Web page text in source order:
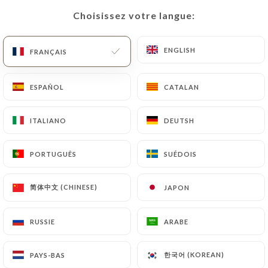
Choisissez votre langue:
FRANÇAIS ENGLISH
ESPAÑOL CATALAN
ITALIANO DEUTSH
PORTUGUÊS SUÉDOIS
简体中文 (CHINESE) JAPON
RUSSIE ARABE
PAYS-BAS 한국어 (KOREAN)
Contact
Tank
Choisissez votre langue:
FRANÇAIS ENGLISH
ESPAÑOL CATALAN
ITALIANO DEUTSH
PORTUGUÊS SUÉDOIS
简体中文 (CHINESE) JAPON
RUSSIE ARABE
PAYS-BAS 한국어 (KOREAN)